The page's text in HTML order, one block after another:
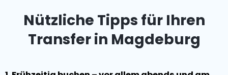
Nützliche Tipps für Ihren
Transfer in Magdeburg